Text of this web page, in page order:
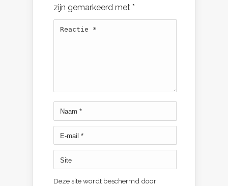
zijn gemarkeerd met *
Deze site wordt beschermd door